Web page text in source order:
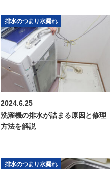
排水のつまり水漏れ
2024.6.25
洗濯機の排水が詰まる原因と修理
方法を解説
排水のつまり水漏れ